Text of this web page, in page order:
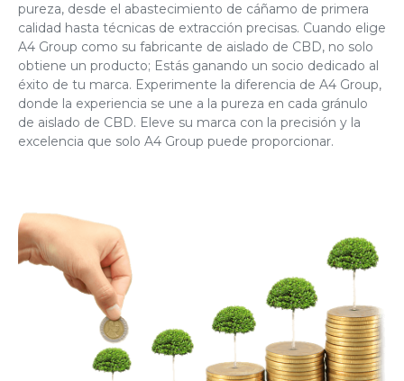
pureza, desde el abastecimiento de cáñamo de primera
calidad hasta técnicas de extracción precisas. Cuando elige
A4 Group como su fabricante de aislado de CBD, no solo
obtiene un producto; Estás ganando un socio dedicado al
éxito de tu marca. Experimente la diferencia de A4 Group,
donde la experiencia se une a la pureza en cada gránulo
de aislado de CBD. Eleve su marca con la precisión y la
excelencia que solo A4 Group puede proporcionar.